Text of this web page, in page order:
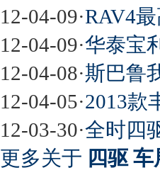
最
超
12-04-09·RAV4
12-04-09·华泰宝
12-04-08·斯巴鲁
12-04-05·2013款
12-03-30·全时四
更多关于 四驱 车